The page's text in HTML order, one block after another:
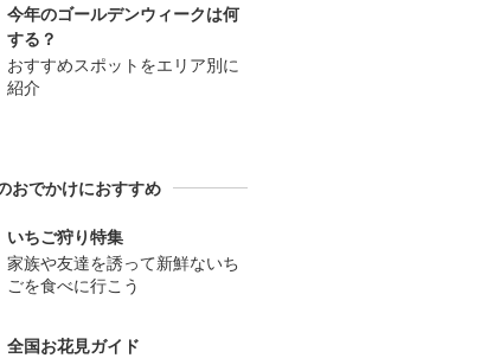
今年のゴールデンウィークは何
する？
おすすめスポットをエリア別に
紹介
おでかけにおすすめ
いちご狩り特集
家族や友達を誘って新鮮ないち
ごを食べに行こう
全国お花見ガイド